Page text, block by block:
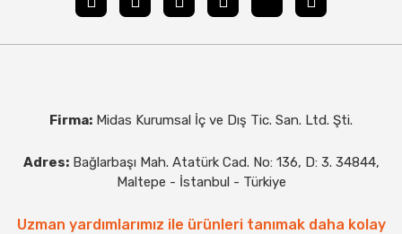
Firma: Midas Kurumsal İç ve Dış Tic. San. Ltd. Şti.
Adres: Bağlarbaşı Mah. Atatürk Cad. No: 136, D: 3. 34844,
Maltepe - İstanbul - Türkiye
Uzman yardımlarımız ile ürünleri tanımak daha kolay